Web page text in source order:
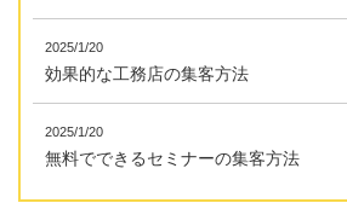
2025/1/20
効果的な工務店の集客方法
2025/1/20
無料でできるセミナーの集客方法